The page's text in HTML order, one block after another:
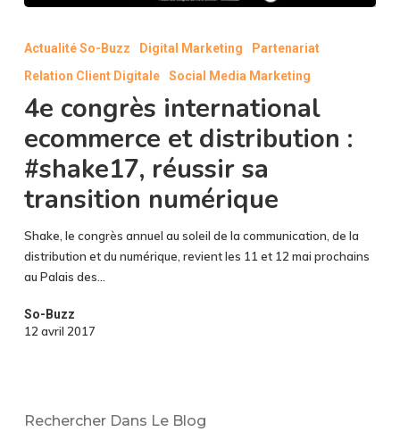
international
ecommerce
et
distribution
:
#shake17,
réussir
sa
numérique
Actualité So-Buzz Digital Marketing
Partenariat
Relation Client Digitale
Social Media Marketing
4e congrès international
ecommerce et distribution :
#shake17, réussir sa
transition numérique
Shake, le congrès annuel au soleil de la communication, de la
distribution et du numérique, revient les 11 et 12 mai prochains
au Palais des…
So-Buzz
12 avril 2017
Rechercher Dans Le Blog